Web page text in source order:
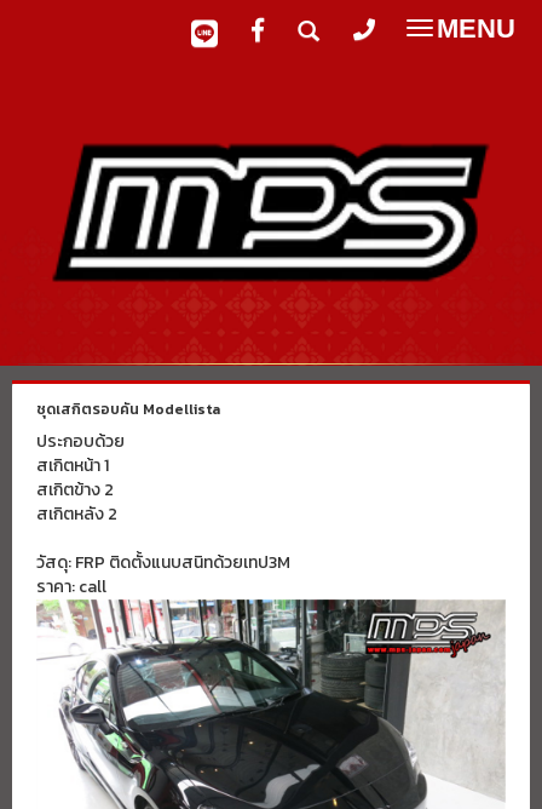
Toggle
MENU
ชุดเสกิตรอบคัน Modellista
ประกอบด้วย
สเกิตหน้า 1
สเกิตข้าง 2
สเกิตหลัง 2
วัสดุ: FRP ติดตั้งแนบสนิทด้วยเทป3M
ราคา: call